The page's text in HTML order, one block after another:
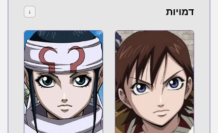
דמויות ↓